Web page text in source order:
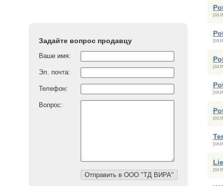
Задайте вопрос продавцу
Ваше имя:
Эл. почта:
Телефон:
Вопрос: